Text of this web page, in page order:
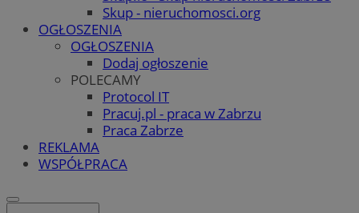
Skup - nieruchomosci.org
OGŁOSZENIA
OGŁOSZENIA
Dodaj ogłoszenie
POLECAMY
Protocol IT
Pracuj.pl - praca w Zabrzu
Praca Zabrze
REKLAMA
WSPÓŁPRACA